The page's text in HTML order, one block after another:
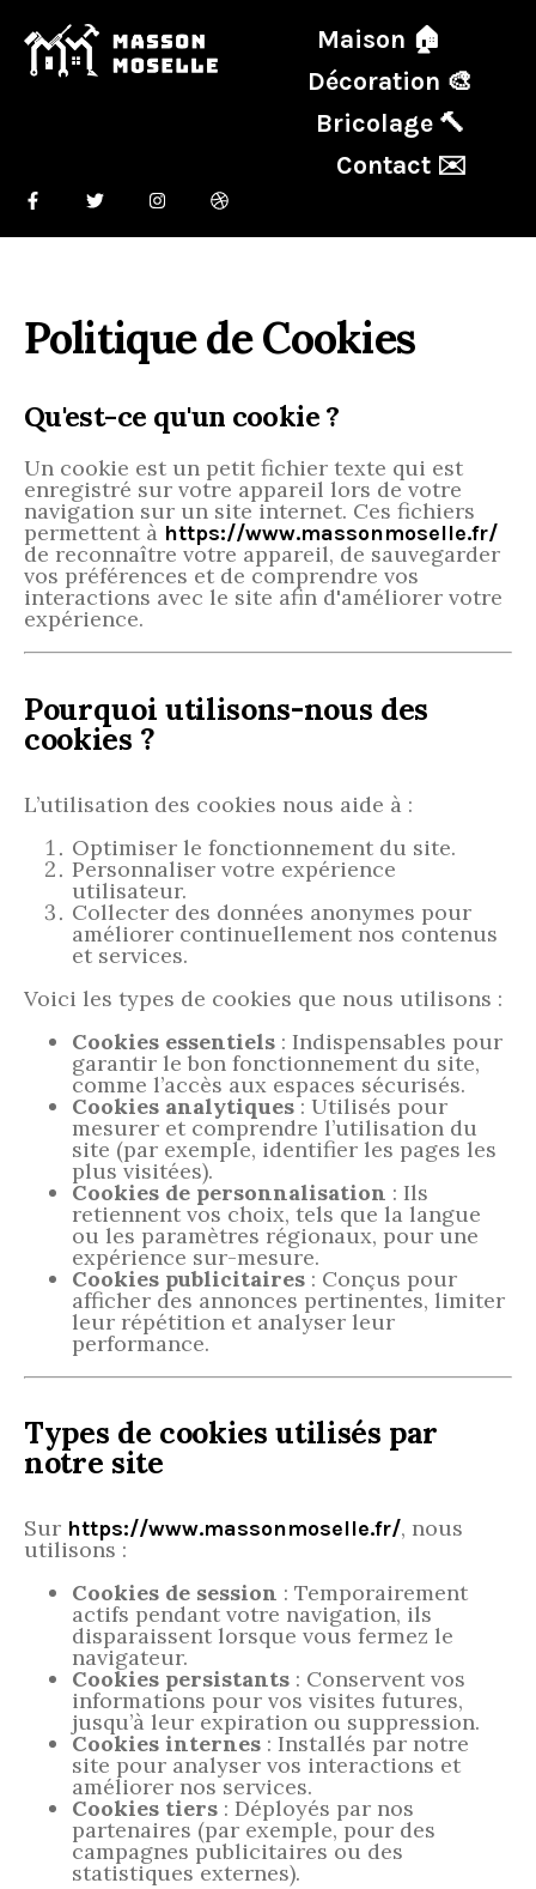
Maison 🏠
Décoration 🎨
Bricolage 🔨
Contact ✉️
Politique de Cookies
Qu'est-ce qu'un cookie ?
Un cookie est un petit fichier texte qui est
enregistré sur votre appareil lors de votre
navigation sur un site internet. Ces fichiers
permettent à https://www.massonmoselle.fr/
de reconnaître votre appareil, de sauvegarder
vos préférences et de comprendre vos
interactions avec le site afin d'améliorer votre
expérience.
Pourquoi utilisons-nous des
cookies ?
L’utilisation des cookies nous aide à :
Optimiser le fonctionnement du site.
Personnaliser votre expérience
utilisateur.
Collecter des données anonymes pour
améliorer continuellement nos contenus
et services.
Voici les types de cookies que nous utilisons :
Cookies essentiels : Indispensables pour
garantir le bon fonctionnement du site,
comme l’accès aux espaces sécurisés.
Cookies analytiques: Utilisés pour
mesurer et comprendre l’utilisation du
site (par exemple, identifier les pages les
plus visitées).
Cookies de personnalisation : Ils
retiennent vos choix, tels que la langue
ou les paramètres régionaux, pour une
expérience sur-mesure.
Cookies publicitaires : Conçus pour
afficher des annonces pertinentes, limiter
leur répétition et analyser leur
performance.
Types de cookies utilisés par
notre site
Sur https://www.massonmoselle.fr/, nous
utilisons :
Cookies de session : Temporairement
actifs pendant votre navigation, ils
disparaissent lorsque vous fermez le
navigateur.
Cookies persistants : Conservent vos
informations pour vos visites futures,
jusqu’à leur expiration ou suppression.
Cookies internes : Installés par notre
site pour analyser vos interactions et
améliorer nos services.
Cookies tiers : Déployés par nos
partenaires (par exemple, pour des
campagnes publicitaires ou des
statistiques externes).